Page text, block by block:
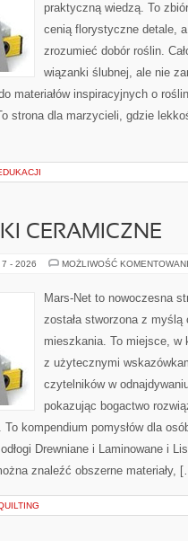
praktyczną wiedzą. To
cenią florystyczne detale,
zrozumieć dobór roślin.
wiązanki ślubnej, ale nie
materiałów inspiracyjnych o
strona dla marzycieli, gdzie
CERAMICZNE
7 - 2026 MOŻLIWOŚĆ
Mars-Net to nowoczesna
została stworzona z myślą
mieszkania. To miejsce, w
z użytecznymi
czytelników w
pokazując bogactwo
kompendium pomysłów dla
Drewniane i Laminowane i
znaleźć obszerne materiały,